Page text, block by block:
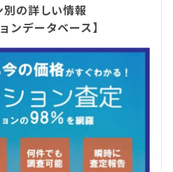
別の詳しい情報
ンデータベース】